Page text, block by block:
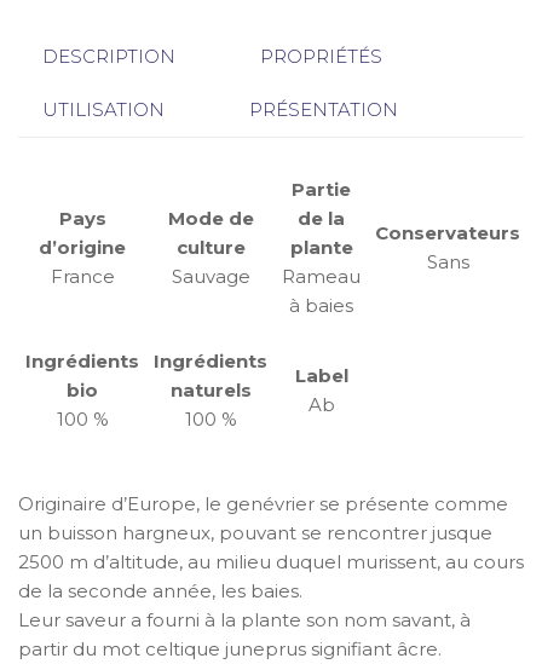
DESCRIPTION PROPRIÉTÉS
UTILISATION PRÉSENTATION
Pays
d’origine
France
Mode de
culture
Sauvage
Partie
de la
plante
Rameau
à baies
Conservateurs
Sans
Ingrédients
bio
100 %
Ingrédients
naturels
100 %
Label
Ab
Originaire d’Europe, le genévrier se présente comme
un buisson hargneux, pouvant se rencontrer jusque
2500 m d’altitude, au milieu duquel murissent, au cours
de la seconde année, les baies.
Leur saveur a fourni à la plante son nom savant, à
partir du mot celtique juneprus signifiant âcre.